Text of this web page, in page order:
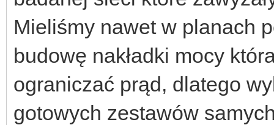
Mieliśmy nawet w planach
budowę nakładki mocy
ograniczać prąd, dlatego
gotowych zestawów